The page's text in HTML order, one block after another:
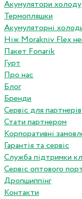
Акумулятори холоду
Термопляшки
Акумуляторні
Ніж Morakniv Flex
Пакет Fonarik
Гурт
Про нас
Блог
Бренди
Сервіс для партнерів
Стати партнером
Корпоративні
Гарантія та сервіс
Служба підтримки
Сервіс оптового
Дропшиппінг
Контакти